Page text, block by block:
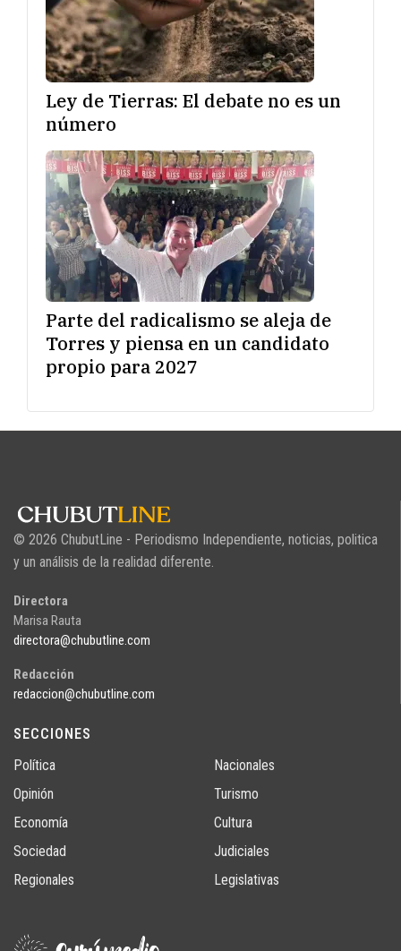
Ley de Tierras: El debate no es un
número
Parte del radicalismo se aleja de
Torres y piensa en un candidato
propio para 2027
© 2026 ChubutLine - Periodismo Independiente, noticias, politica
y un análisis de la realidad diferente.
Directora
Marisa Rauta
directora@chubutline.com
Redacción
redaccion@chubutline.com
SECCIONES
Política
Opinión
Economía
Sociedad
Regionales
Nacionales
Turismo
Cultura
Judiciales
Legislativas